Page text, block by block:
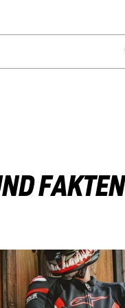
FAKTEN